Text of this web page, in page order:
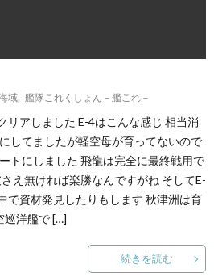
域 艦隊これくしょん－艦これ－
リアしました E-4はこんな感じ 相当消
してましたが軽空母が育ってないので
トにしました 飛龍は完全に最終戦用で
え無ければ楽勝なんですがね そしてE-
で資材発見したりもします 秋津洲は育
巡洋艦で […]
続きを読む